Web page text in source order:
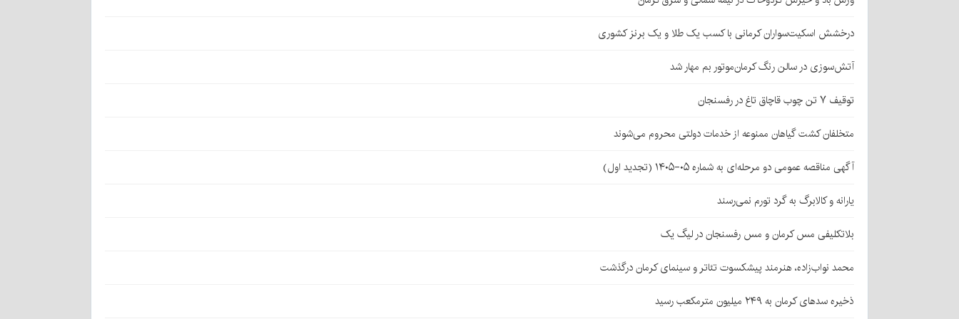
درخشش اسکیت‌سواران کرمانی با کسب یک طلا و یک برنز کشوری
آتش‌سوزی در سالن رنگ کرمان‌موتور بم مهار شد
توقیف ۷ تن چوب قاچاق تاغ در رفسنجان
متخلفان کشت گیاهان ممنوعه از خدمات دولتی محروم می‌شوند
آگهی مناقصه عمومی دو مرحله‌ای به شماره ۰۵-۱۴۰۵ (تجدید اول)
یارانه و کالابرگ به گرد تورم نمی‌رسند
بلاتکلیفی مس کرمان و مس رفسنجان در لیگ یک
محمد نواب‌زاده، هنرمند پیشکسوت تئاتر و سینمای کرمان درگذشت
ذخیره سدهای کرمان به ۲۴۹ میلیون مترمکعب رسید